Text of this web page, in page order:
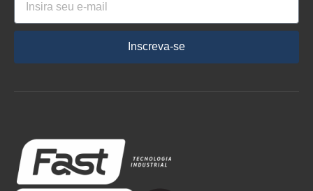
Inscreva-se